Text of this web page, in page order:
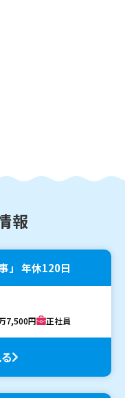
報
」 年休120日
7,500円 正社員